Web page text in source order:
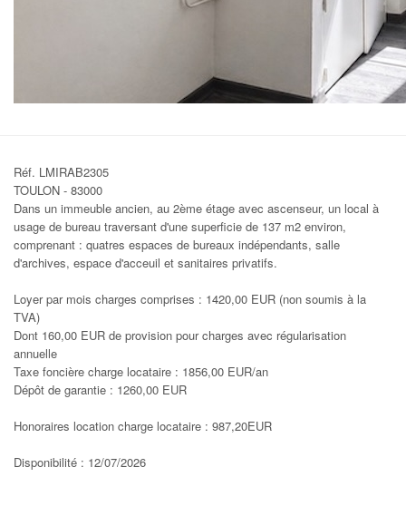
Réf. LMIRAB2305
TOULON - 83000
Dans un immeuble ancien, au 2ème étage avec ascenseur, un local à
usage de bureau traversant d'une superficie de 137 m2 environ,
comprenant : quatres espaces de bureaux indépendants, salle
d'archives, espace d'acceuil et sanitaires privatifs.
Loyer par mois charges comprises : 1420,00 EUR (non soumis à la
TVA)
Dont 160,00 EUR de provision pour charges avec régularisation
annuelle
Taxe foncière charge locataire : 1856,00 EUR/an
Dépôt de garantie : 1260,00 EUR
Honoraires location charge locataire : 987,20EUR
Disponibilité : 12/07/2026